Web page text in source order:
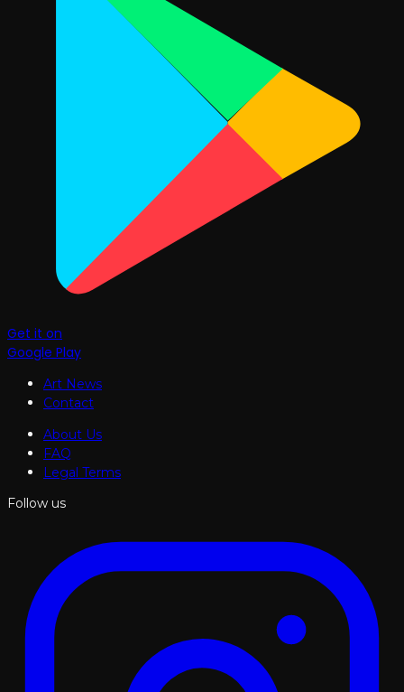
Get it on
Google Play
Art News
Contact
About Us
FAQ
Legal Terms
Follow us